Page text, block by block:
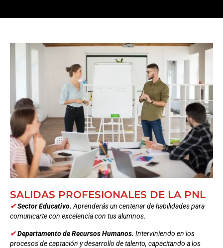
SALIDAS PROFESIONALES DE LA PNL
✔Sector Educativo.Aprenderás un centenar de habilidades para
comunicarte con excelencia con tus alumnos.
✔Departamento de Recursos Humanos. Interviniendo en los
procesos de captación y desarrollo de talento, capacitando a los